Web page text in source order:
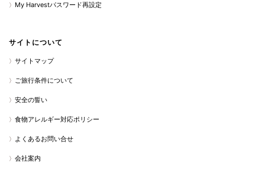
My Harvestパスワード再設定
サイトについて
サイトマップ
ご旅行条件について
安全の誓い
食物アレルギー対応ポリシー
よくあるお問い合せ
会社案内